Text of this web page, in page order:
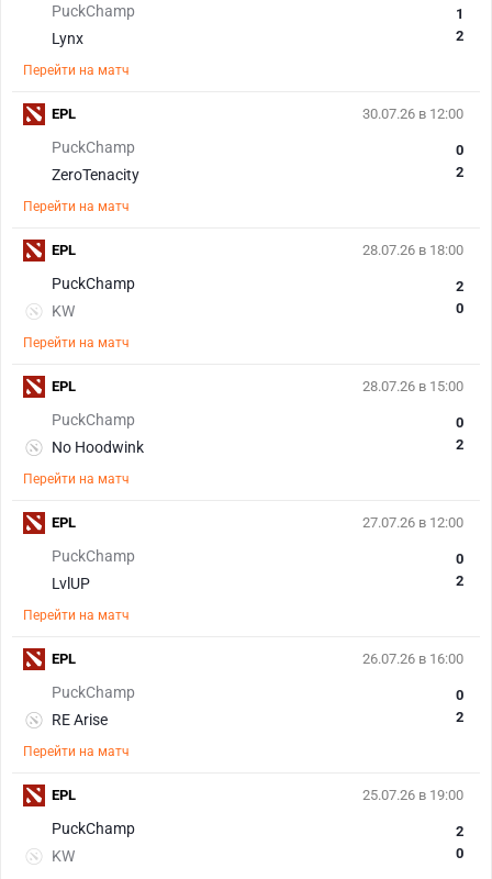
PuckChamp
Lynx
1
2
Перейти на матч
30.07.26 в 12:00
PuckChamp
ZeroTenacity
0
2
Перейти на матч
EPL
28.07.26 в 18:00
PuckChamp
KW
2
0
Перейти на матч
EPL
28.07.26 в 15:00
PuckChamp
No Hoodwink
0
2
Перейти на матч
EPL
27.07.26 в 12:00
PuckChamp
LvlUP
0
2
Перейти на матч
EPL
26.07.26 в 16:00
PuckChamp
RE Arise
0
2
Перейти на матч
EPL
25.07.26 в 19:00
PuckChamp
KW
2
0
EPL